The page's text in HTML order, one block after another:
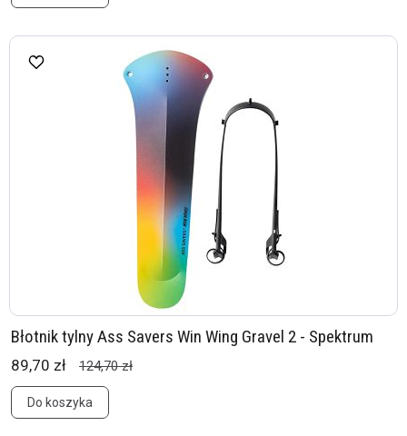
Błotnik tylny Ass Savers Win Wing Gravel 2 - Spektrum
89,70 zł 124,70 zł
Do koszyka